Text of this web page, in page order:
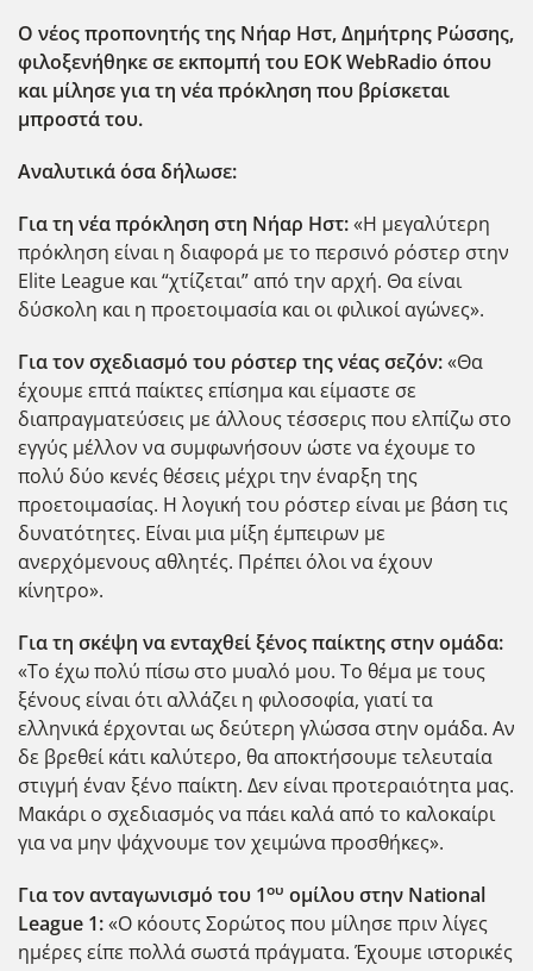
Ο νέος προπονητής της Νήαρ Ηστ,Δημήτρης Ρώσσης,
φιλοξενήθηκε σε εκπομπή του EOK WebRadio όπου
και μίλησε για τη νέα πρόκληση που βρίσκεται
μπροστά του.
Αναλυτικά όσα δήλωσε:
Για τη νέα πρόκληση στη Νήαρ Ηστ:«Η μεγαλύτερη
πρόκληση είναι η διαφορά με το περσινό ρόστερ στην
Elite League και “χτίζεται” από την αρχή. Θα είναι
δύσκολη και η προετοιμασία και οι φιλικοί αγώνες».
Για τον σχεδιασμό του ρόστερ της νέας σεζόν:«Θα
έχουμε επτά παίκτες επίσημα και είμαστε σε
διαπραγματεύσεις με άλλους τέσσερις που ελπίζω στο
εγγύς μέλλον να συμφωνήσουν ώστε να έχουμε το
πολύ δύο κενές θέσεις μέχρι την έναρξη της
προετοιμασίας. Η λογική του ρόστερ είναι με βάση τις
δυνατότητες. Είναι μια μίξη έμπειρων με
ανερχόμενους αθλητές. Πρέπει όλοι να έχουν
κίνητρο».
Για τη σκέψη να ενταχθεί ξένος παίκτης στην ομάδα:
«Το έχω πολύ πίσω στο μυαλό μου. Το θέμα με τους
ξένους είναι ότι αλλάζει η φιλοσοφία, γιατί τα
ελληνικά έρχονται ως δεύτερη γλώσσα στην ομάδα. Αν
δε βρεθεί κάτι καλύτερο, θα αποκτήσουμε τελευταία
στιγμή έναν ξένο παίκτη. Δεν είναι προτεραιότητα μας.
Μακάρι ο σχεδιασμός να πάει καλά από το καλοκαίρι
για να μην ψάχνουμε τον χειμώνα προσθήκες».
Για τον ανταγωνισμό του 1ου ομίλου στην National
League 1:«Ο κόουτς Σορώτος που μίλησε πριν λίγες
ημέρες είπε πολλά σωστά πράγματα. Έχουμε ιστορικές